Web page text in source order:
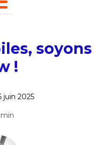
soyons
!
juin 2025